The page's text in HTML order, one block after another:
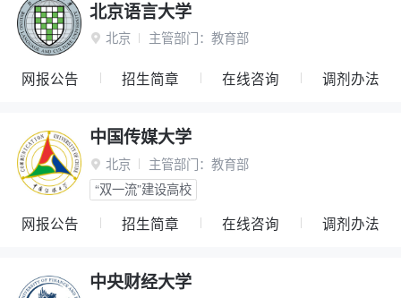
北京语言大学
 北京 主管部门： 教育部
网报公告 招生简章 在线咨询 调剂办法
中国传媒大学
 北京 主管部门： 教育部
“双一流”建设高校
网报公告 招生简章 在线咨询 调剂办法
中央财经大学